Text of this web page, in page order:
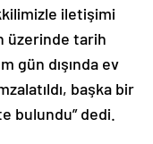
iletişimi
üzerinde tarih
gün dışında ev
başka bir
bulundu” dedi.